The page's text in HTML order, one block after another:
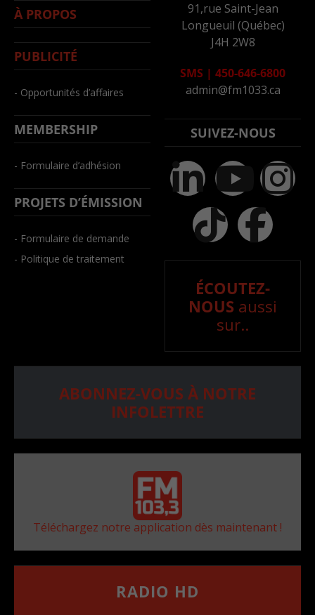
À PROPOS
PUBLICITÉ
- Opportunités d’affaires
MEMBERSHIP
- Formulaire d’adhésion
PROJETS D’ÉMISSION
- Formulaire de demande
- Politique de traitement
91,rue Saint-Jean
Longueuil (Québec)
J4H 2W8
SMS | 450-646-6800
admin@fm1033.ca
SUIVEZ-NOUS
ÉCOUTEZ-
NOUS aussi
sur..
ABONNEZ-VOUS À NOTRE
INFOLETTRE
Téléchargez notre application dès maintenant !
RADIO HD